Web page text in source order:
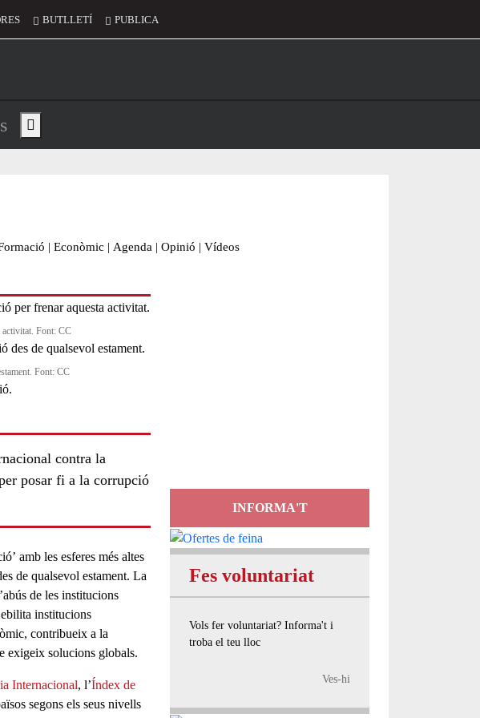
BUTLLETÍ PUBLICA
de l'encapçalament
Show main menu
| Econòmic | Agenda | Opinió | Vídeos
Font: CC
Font: CC
contra la
posar fi a la corrupció
amb les esferes més altes
de qualsevol estament. La
de les institucions
institucions
contribueix a la
exigeix solucions globals.
Internacional, l’Índex de
segons els seus nivells
INFORMA'T
Fes voluntariat
Vols fer voluntariat? Informa't i
troba el teu lloc
Ves-hi